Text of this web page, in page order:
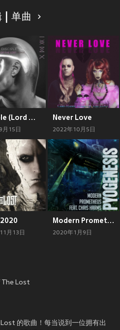
| 单曲
Disciple (Lord Of The Lost Remix) (Explicit)
月15日
Never Love
2022年10月5日
月13日
Modern Prometheus
2020年1月9日
The Lost
的歌曲！每当说到一位拥有出